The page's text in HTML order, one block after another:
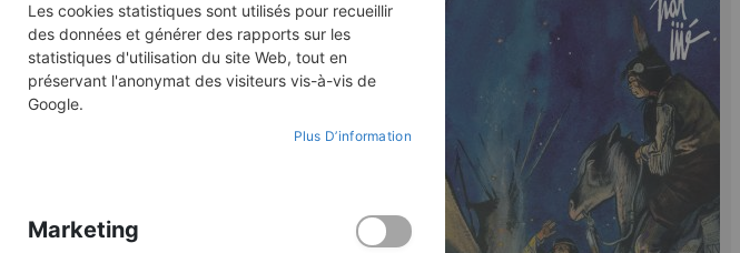
gallery
Les cookies statistiques sont utilisés pour recueillir
des données et générer des rapports sur les
statistiques d'utilisation du site Web, tout en
préservant l'anonymat des visiteurs vis-à-vis de
Google.
Plus D’information
Marketing